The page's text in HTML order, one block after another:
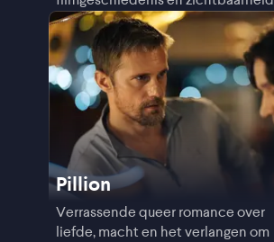
Pillion
Verrassende queer romance over
liefde, macht en het verlangen om